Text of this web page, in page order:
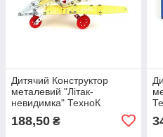
Дитячий Конструктор
металевий "Літак-
невидимка" ТехноК
188,50 ₴